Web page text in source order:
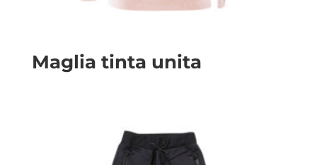
Maglia tinta unita